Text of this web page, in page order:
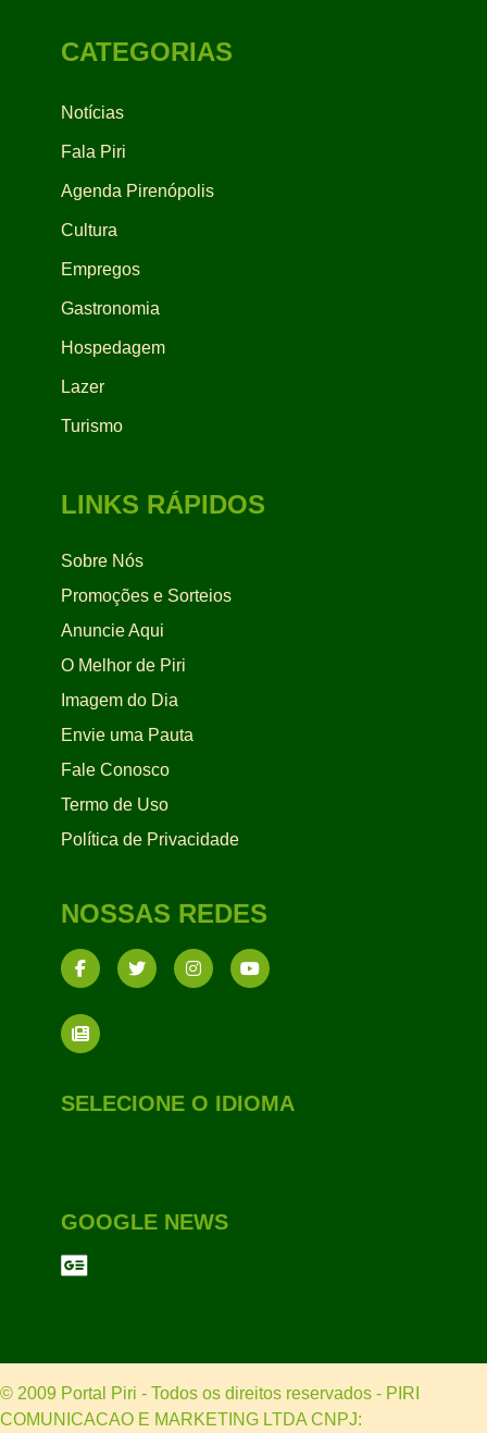
CATEGORIAS
Notícias
Fala Piri
Agenda Pirenópolis
Cultura
Empregos
Gastronomia
Hospedagem
Lazer
Turismo
LINKS RÁPIDOS
Sobre Nós
Promoções e Sorteios
Anuncie Aqui
O Melhor de Piri
Imagem do Dia
Envie uma Pauta
Fale Conosco
Termo de Uso
Política de Privacidade
NOSSAS REDES
SELECIONE O IDIOMA
GOOGLE NEWS
© 2009 Portal Piri - Todos os direitos reservados - PIRI
COMUNICACAO E MARKETING LTDA CNPJ: